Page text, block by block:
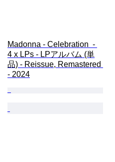
Madonna - Celebration  -
4 x LPs - LPアルバム (単
品) - Reissue, Remastered
- 2024